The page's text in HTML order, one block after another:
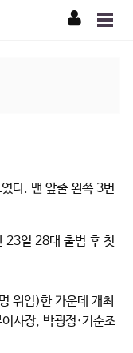
다. 맨 앞줄 왼쪽 3번
23일 28대 출범 후 첫
위임)한 가운데 개최
사장, 박굉정·기순조